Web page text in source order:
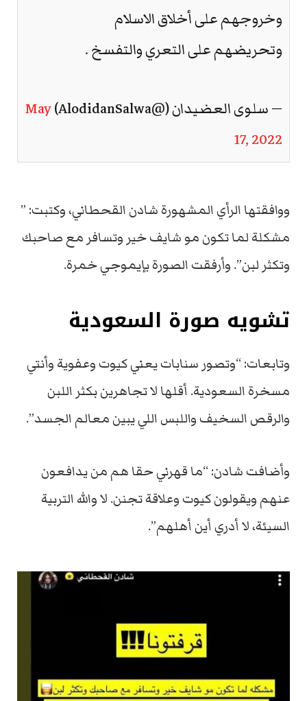
وخروجهم على أخلاق الاسلام
وتحريضهم على التعري والتفسخ .
— سلوى العضيدان (@AlodidanSalwa)
May
17, 2022
ووافقتها الرأي المشهورة شادن القحطاني، وكتبت: ”
مشكلة لما تكون مو شايف خير وتسافر مع صاحبك
وتكثر لبن”. وأرفقت الصورة بإيموجي خمرة.
تشويه صورة السعودية
وتابعات: “وتصور سنابات يعني كيوت وعفوية وأنتي
مسخرة السعودية. أقلها لا تجاهرين بكثر اللبن
والرقص السخيف واللبس اللي يبين معالم الجسد”.
وأضافت شادن: “ما قهرني حقا هم من يدافعون
عنهم ويقولون كيوت وعلاقة تجنن. لا والله التربية
السيئة، لا أدري أين أهلهم”.